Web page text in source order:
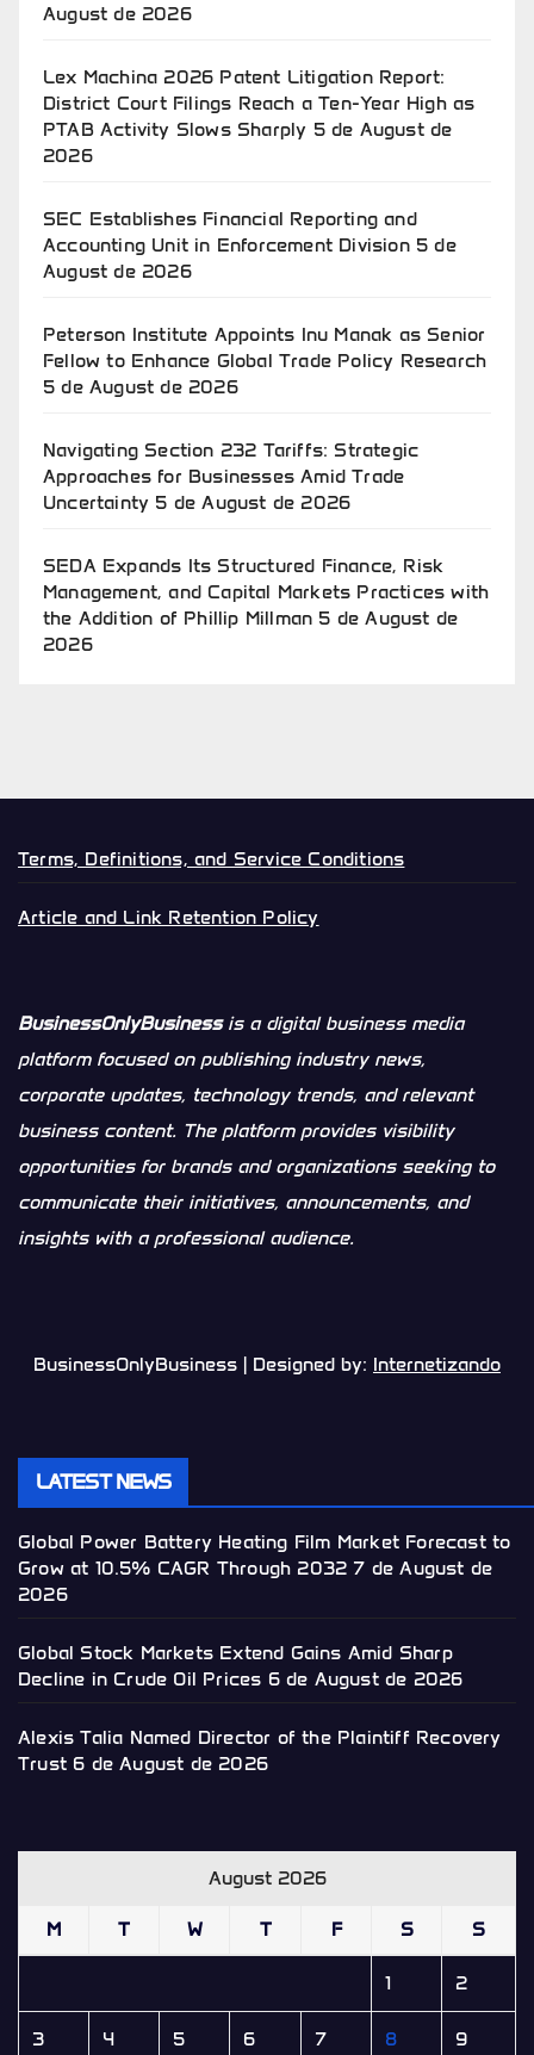
August de 2026
Lex Machina 2026 Patent Litigation Report:
District Court Filings Reach a Ten-Year High as
PTAB Activity Slows Sharply 5 de August de
2026
SEC Establishes Financial Reporting and
Accounting Unit in Enforcement Division 5 de
August de 2026
Peterson Institute Appoints Inu Manak as Senior
Fellow to Enhance Global Trade Policy Research
5 de August de 2026
Navigating Section 232 Tariffs: Strategic
Approaches for Businesses Amid Trade
Uncertainty 5 de August de 2026
SEDA Expands Its Structured Finance, Risk
Management, and Capital Markets Practices with
the Addition of Phillip Millman 5 de August de
2026
Terms, Definitions, and Service Conditions
Article and Link Retention Policy
BusinessOnlyBusinessis a digital business media
platform focused on publishing industry news,
corporate updates, technology trends, and relevant
business content. The platform provides visibility
opportunities for brands and organizations seeking to
communicate their initiatives, announcements, and
insights with a professional audience.
BusinessOnlyBusiness | Designed by: Internetizando
LATEST NEWS
Global Power Battery Heating Film Market Forecast to
Grow at 10.5% CAGR Through 2032 7 de August de
2026
Global Stock Markets Extend Gains Amid Sharp
Decline in Crude Oil Prices 6 de August de 2026
Alexis Talia Named Director of the Plaintiff Recovery
Trust 6 de August de 2026
August 2026
M T W T F S S
1 2
3 4 5 6 7 8 9